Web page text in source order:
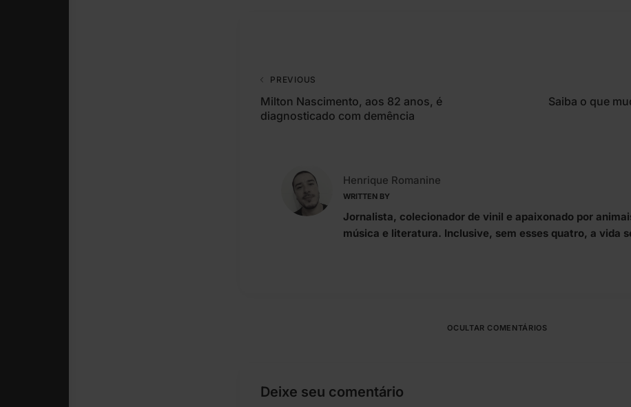
PREVIOUS
Milton Nascimento, aos 82 anos, é
diagnosticado com demência
Saiba o que
WRITTEN BY
Henrique Romanine
Jornalista, colecionador de vinil e apaixonado por
música e literatura. Inclusive, sem esses quatro, a vida
OCULTAR COMENTÁRIOS
Deixe seu comentário